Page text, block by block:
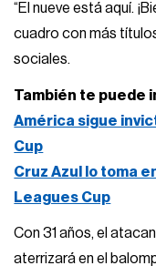
“El nueve está aquí.
cuadro con más
sociales.
También te puede
América sigue
Cup
Cruz Azul lo toma
Leagues Cup
Con 31 años, el
aterrizará en el